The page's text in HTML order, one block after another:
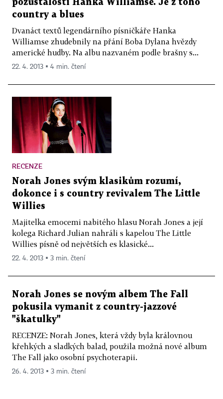
pozůstalostí Hanka Williamse. Je z toho
country a blues
Dvanáct textů legendárního písničkáře Hanka
Williamse zhudebnily na přání Boba Dylana hvězdy
americké hudby. Na albu nazvaném podle brašny s...
22. 4. 2013 ▪ 4 min. čtení
RECENZE
Norah Jones svým klasikům rozumí,
dokonce i s country revivalem The Little
Willies
Majitelka emocemi nabitého hlasu Norah Jones a její
kolega Richard Julian nahráli s kapelou The Little
Willies písně od největších es klasické...
22. 4. 2013 ▪ 3 min. čtení
Norah Jones se novým albem The Fall
pokusila vymanit z country-jazzové
"škatulky"
RECENZE: Norah Jones, která vždy byla královnou
křehkých a sladkých balad, použila možná nové album
The Fall jako osobní psychoterapii.
26. 4. 2013 ▪ 3 min. čtení